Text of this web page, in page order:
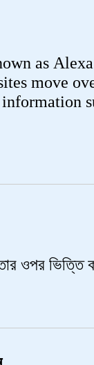
as
move
ওপর ভিত্তি